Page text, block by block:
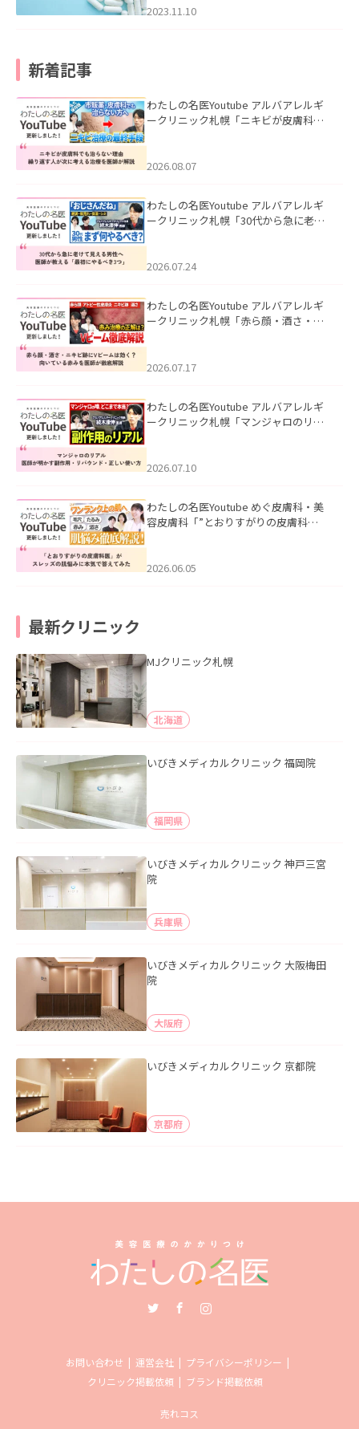
2023.11.10
新着記事
わたしの名医Youtube アルバアレルギ
ークリニック札幌「ニキビが皮膚科で
ました。
2026.08.07
わたしの名医Youtube アルバアレルギ
ークリニック札幌「30代から急に老け
た。
2026.07.24
わたしの名医Youtube アルバアレルギ
ークリニック札幌「赤ら顔・酒さ・ニ
した。
2026.07.17
わたしの名医Youtube アルバアレルギ
ークリニック札幌「マンジャロのリア
た。
2026.07.10
わたしの名医Youtube めぐ皮膚科・美
容皮膚科「”とおりすがりの皮膚科
2026.06.05
最新クリニック
MJクリニック札幌
北海道
いびきメディカルクリニック 福岡院
福岡県
いびきメディカルクリニック 神戸三宮
院
兵庫県
いびきメディカルクリニック 大阪梅田
院
大阪府
いびきメディカルクリニック 京都院
京都府
お問い合わせ 運営会社
プライバシーポリシー
クリニック掲載依頼
ブランド掲載依頼
売れコス